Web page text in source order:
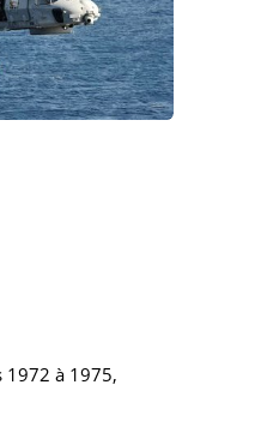
1972 à 1975,